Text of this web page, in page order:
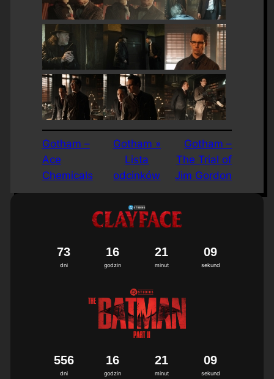
Gotham –
Ace
Chemicals
Gotham »
Lista
odcinków
Gotham –
The Trial of
Jim Gordon
dni
73
godzin
16
minut
21
sekund
08
9
dni
556
godzin
16
minut
21
sekund
08
9